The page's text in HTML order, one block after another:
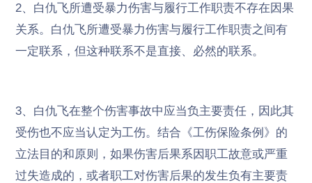
2、白仇飞所遭受暴力伤害与履行工作职责不存在因果
关系。白仇飞所遭受暴力伤害与履行工作职责之间有
一定联系，但这种联系不是直接、必然的联系。
3、白仇飞在整个伤害事故中应当负主要责任，因此其
受伤也不应当认定为工伤。结合《工伤保险条例》的
立法目的和原则，如果伤害后果系因职工故意或严重
过失造成的，或者职工对伤害后果的发生负有主要责